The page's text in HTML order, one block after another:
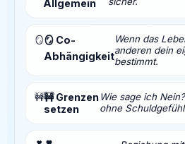
Allgemein
🪞🪞 Co-
Abhängigkeit
Wenn das
anderen dein
bestimmt.
🚧🚧 Grenzen
setzen
Wie sage ich
ohne